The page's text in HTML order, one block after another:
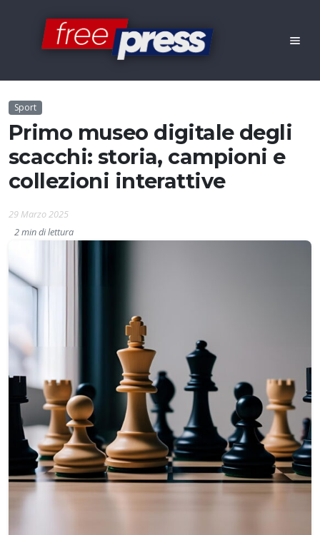
Sport
Primo museo digitale degli
scacchi: storia, campioni e
collezioni interattive
29 Marzo 2025
2 min di lettura